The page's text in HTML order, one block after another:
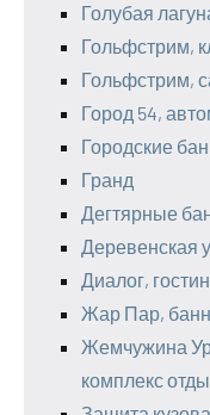
Голубая
Гольфстрим,
Гольфстрим,
Город 54,
Городские
Гранд
Дегтярные
Деревенская
Диалог,
Жар Пар,
Жемчужина
комплекс